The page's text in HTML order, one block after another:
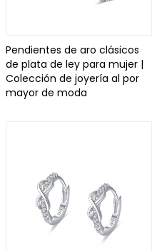
Pendientes de aro clásicos
de plata de ley para mujer |
Colección de joyería al por
mayor de moda